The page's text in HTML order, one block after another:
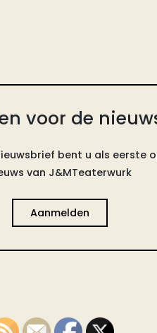
voor de
bent u als eerste
van J&MTeaterwurk
Aanmelden